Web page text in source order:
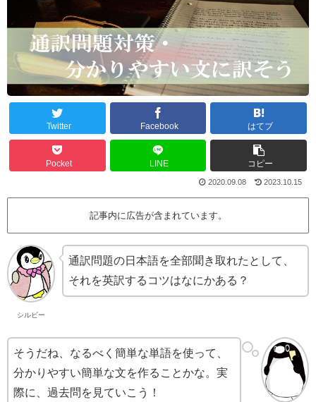
Twitter Facebook はてブ
Pocket LINE コピー
2020.09.08 2023.10.15
記事内に広告が含まれています。
シルビー
通訳問題の日本語を全部聞き取れたとして、
それを英訳するコツはなにかある？
そうだね、なるべく簡単な単語を使って、
分かりやすい簡単な文を作ることかな。実
際に、過去問を見ていこう！